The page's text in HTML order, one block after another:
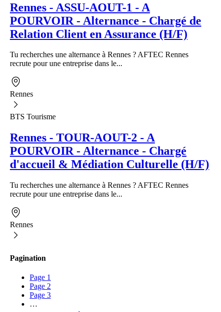
Rennes - ASSU-AOUT-1 - A
POURVOIR - Alternance - Chargé de
Relation Client en Assurance (H/F)
Tu recherches une alternance à Rennes ? AFTEC Rennes
recrute pour une entreprise dans le...
Rennes
BTS Tourisme
Rennes - TOUR-AOUT-2 - A
POURVOIR - Alternance - Chargé
d'accueil & Médiation Culturelle (H/F)
Tu recherches une alternance à Rennes ? AFTEC Rennes
recrute pour une entreprise dans le...
Rennes
Pagination
Page 1
Page 2
Page 3
…